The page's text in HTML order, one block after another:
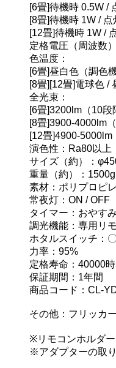
[6畳]待機時 0.5W /
[8畳]待機時 1W /
[12畳]待機時 1W /
定格電圧（周波数
色温度：
[6畳]昼白色（調色
[8畳][12畳]電球色 /
全光束：
[6畳]3200lm（10段
[8畳]3900-4000lm
[12畳]4900-5000lm
演色性：Ra80以上
サイズ（約）：
重量（約）：1500g
素材：ポリプロピ
常夜灯：ON / OFF
タイマー：おやす
調光機能：専用リ
ホタルスイッチ：〇
力率：95%
定格寿命：40000
保証期間：1年間
商品コード：CL-
その他：フリッカ
※リモコンホルダ
※アダプターの取